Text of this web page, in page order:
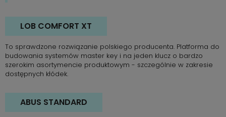
LOB COMFORT XT
To sprawdzone rozwiązanie polskiego producenta. Platforma do
budowania systemów master key i na jeden klucz o bardzo
szerokim asortymencie produktowym - szczególnie w zakresie
dostępnych kłódek.
ABUS STANDARD